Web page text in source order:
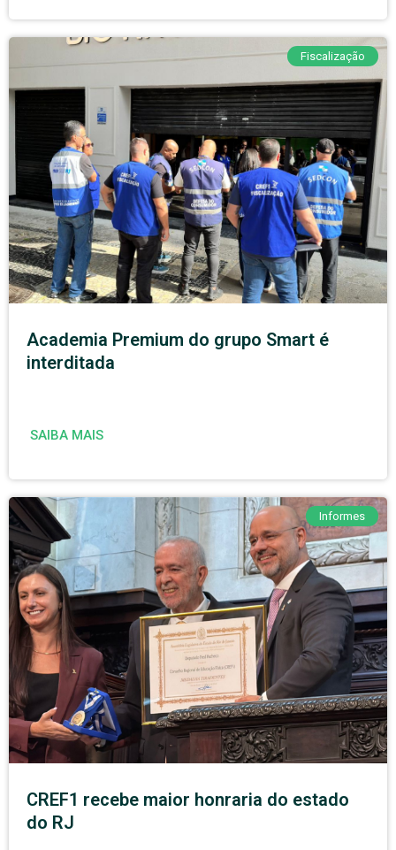
Fiscalização
Academia Premium do grupo Smart é
interditada
SAIBA MAIS
Informes
CREF1 recebe maior honraria do estado
do RJ